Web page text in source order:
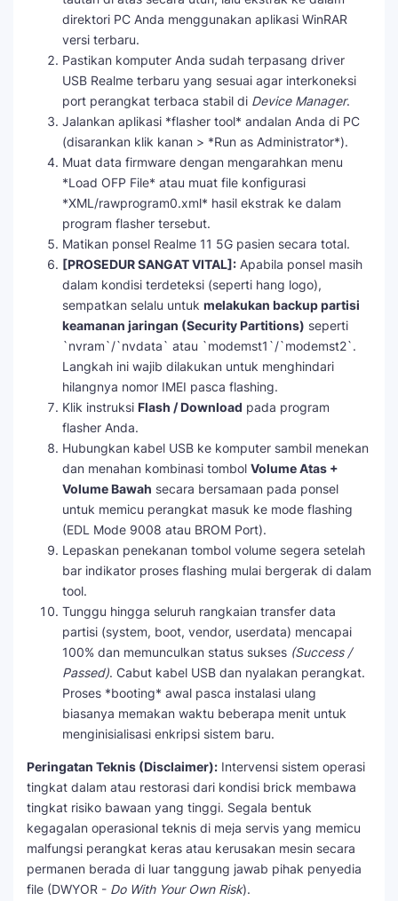
direktori PC Anda menggunakan aplikasi WinRAR
versi terbaru.
Pastikan komputer Anda sudah terpasang driver
USB Realme terbaru yang sesuai agar interkoneksi
port perangkat terbaca stabil di Device Manager.
Jalankan aplikasi *flasher tool* andalan Anda di PC
(disarankan klik kanan > *Run as Administrator*).
Muat data firmware dengan mengarahkan menu
*Load OFP File* atau muat file konfigurasi
*XML/rawprogram0.xml* hasil ekstrak ke dalam
program flasher tersebut.
Matikan ponsel Realme 11 5G pasien secara total.
[PROSEDUR SANGAT VITAL]: Apabila ponsel masih
dalam kondisi terdeteksi (seperti hang logo),
sempatkan selalu untuk melakukan backup partisi
keamanan jaringan (Security Partitions) seperti
`nvram`/`nvdata` atau `modemst1`/`modemst2`.
Langkah ini wajib dilakukan untuk menghindari
hilangnya nomor IMEI pasca flashing.
Klik instruksi Flash / Download pada program
flasher Anda.
Hubungkan kabel USB ke komputer sambil menekan
dan menahan kombinasi tombol Volume Atas +
Volume Bawah secara bersamaan pada ponsel
untuk memicu perangkat masuk ke mode flashing
(EDL Mode 9008 atau BROM Port).
Lepaskan penekanan tombol volume segera setelah
bar indikator proses flashing mulai bergerak di dalam
tool.
Tunggu hingga seluruh rangkaian transfer data
partisi (system, boot, vendor, userdata) mencapai
100% dan memunculkan status sukses (Success /
Passed). Cabut kabel USB dan nyalakan perangkat.
Proses *booting* awal pasca instalasi ulang
biasanya memakan waktu beberapa menit untuk
menginisialisasi enkripsi sistem baru.
Peringatan Teknis (Disclaimer): Intervensi sistem operasi
tingkat dalam atau restorasi dari kondisi brick membawa
tingkat risiko bawaan yang tinggi. Segala bentuk
kegagalan operasional teknis di meja servis yang memicu
malfungsi perangkat keras atau kerusakan mesin secara
permanen berada di luar tanggung jawab pihak penyedia
file (DWYOR - Do With Your Own Risk).